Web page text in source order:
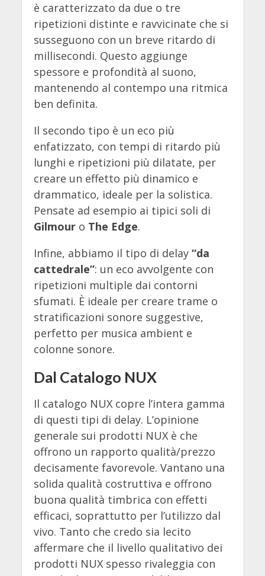
è caratterizzato da due o tre
ripetizioni distinte e ravvicinate che si
susseguono con un breve ritardo di
millisecondi. Questo aggiunge
spessore e profondità al suono,
mantenendo al contempo una ritmica
ben definita.
Il secondo tipo è un eco più
enfatizzato, con tempi di ritardo più
lunghi e ripetizioni più dilatate, per
creare un effetto più dinamico e
drammatico, ideale per la solistica.
Pensate ad esempio ai tipici soli di
Gilmouro The Edge.
Infine, abbiamo il tipo di delay “da
cattedrale”: un eco avvolgente con
ripetizioni multiple dai contorni
sfumati. Ѐ ideale per creare trame o
stratificazioni sonore suggestive,
perfetto per musica ambient e
colonne sonore.
Dal Catalogo NUX
Il catalogo NUX copre l’intera gamma
di questi tipi di delay. L’opinione
generale sui prodotti NUX è che
offrono un rapporto qualità/prezzo
decisamente favorevole. Vantano una
solida qualità costruttiva e offrono
buona qualità timbrica con effetti
efficaci, soprattutto per l’utilizzo dal
vivo. Tanto che credo sia lecito
affermare che il livello qualitativo dei
prodotti NUX spesso rivaleggia con